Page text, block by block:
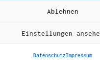
Ablehnen
Einstellungen
DatenschutzImpressum